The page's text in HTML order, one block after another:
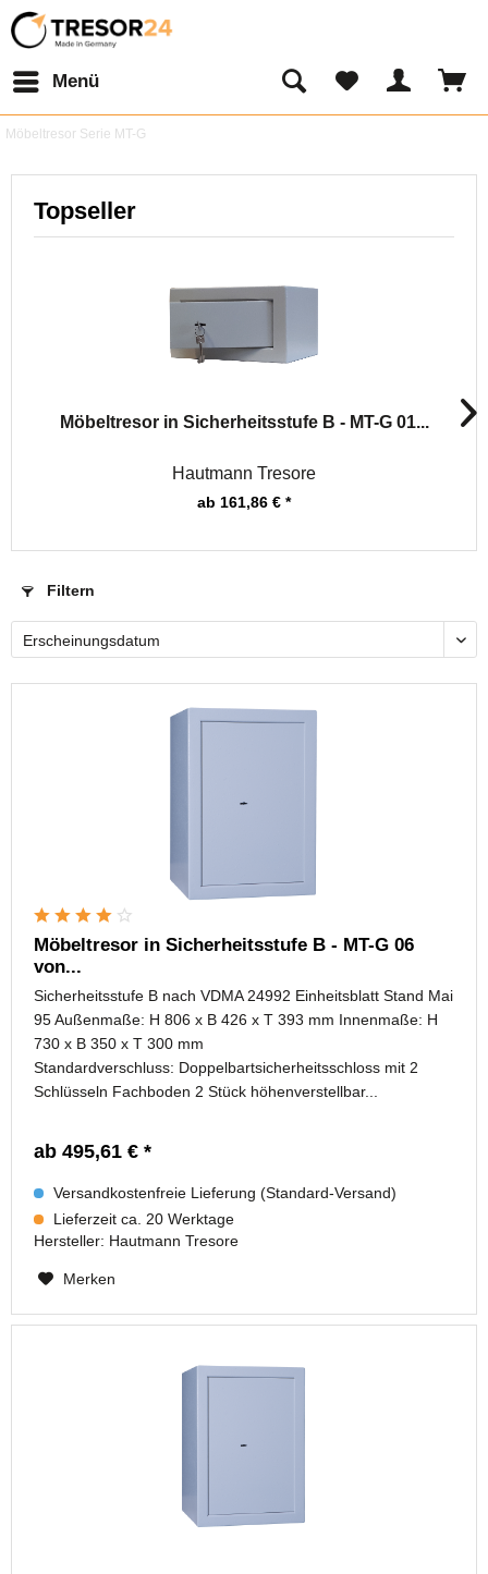
Menü
Möbeltresor Serie MT-G
Topseller
Möbeltresor in Sicherheitsstufe B - MT-G 01...
Hautmann Tresore
ab 161,86 € *
Filtern
Möbeltresor in Sicherheitsstufe B - MT-G 06
von...
Sicherheitsstufe B nach VDMA 24992 Einheitsblatt Stand Mai
95 Außenmaße: H 806 x B 426 x T 393 mm Innenmaße: H
730 x B 350 x T 300 mm
Standardverschluss: Doppelbartsicherheitsschloss mit 2
Schlüsseln Fachboden 2 Stück höhenverstellbar...
ab 495,61 € *
Versandkostenfreie Lieferung (Standard-Versand)
Lieferzeit ca. 20 Werktage
Hersteller: Hautmann Tresore
Merken